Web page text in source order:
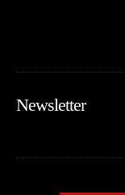
Newsletter